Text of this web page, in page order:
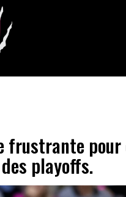
frustrante
playoffs.